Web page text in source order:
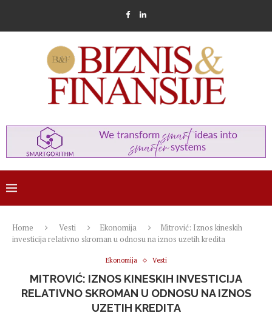
Home Vesti Ekonomija
Mitrović: Iznos kineskih
investicija relativno skroman u odnosu na iznos uzetih kredita
Ekonomija Vesti
MITROVIĆ: IZNOS KINESKIH INVESTICIJA
RELATIVNO SKROMAN U ODNOSU NA IZNOS
UZETIH KREDITA